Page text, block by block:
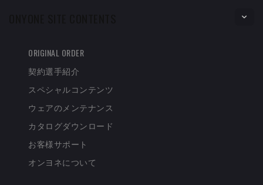
ORIGINAL ORDER
契約選手紹介
スペシャルコンテンツ
ウェアのメンテナンス
カタログダウンロード
お客様サポート
オンヨネについて